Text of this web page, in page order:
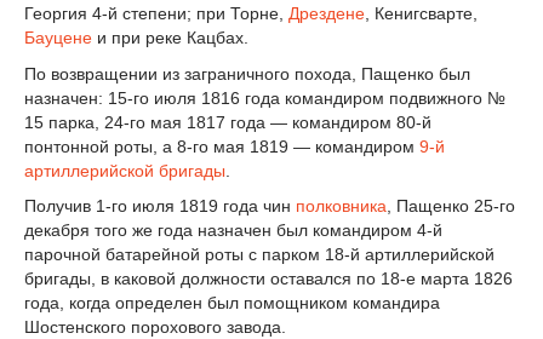
Георгия 4-й степени; при Торне, Дрездене , Кенигсварте,
Бауцене и при реке Кацбах.
По возвращении из заграничного похода, Пащенко был
назначен: 15-го июля 1816 года командиром подвижного №
15 парка, 24-го мая 1817 года — командиром 80-й
понтонной роты, а 8-го мая 1819 — командиром 9-й
артиллерийской бригады
Получив 1-го июля 1819 года чин полковника, Пащенко 25-го
декабря того же года назначен был командиром 4-й
парочной батарейной роты с парком 18-й артиллерийской
бригады, в каковой должности оставался по 18-е марта 1826
года, когда определен был помощником командира
Шостенского порохового завода.